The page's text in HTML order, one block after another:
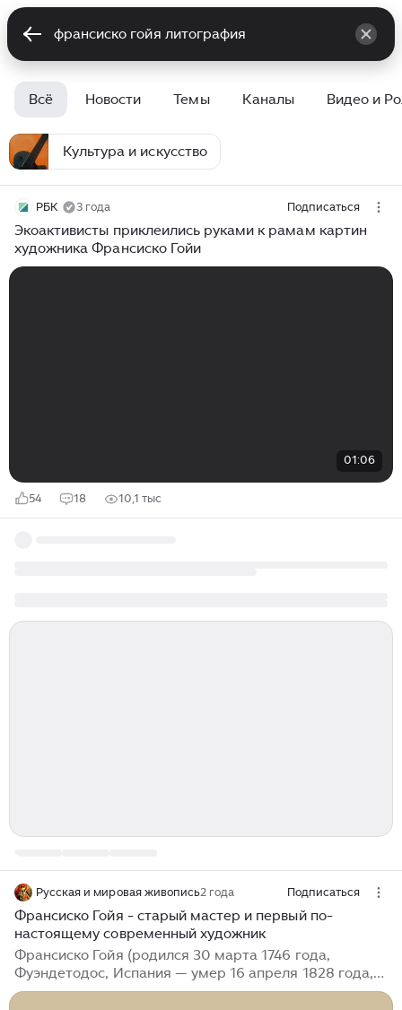
Всё Новости Темы Каналы Видео и
Культура и искусство
РБК 3 года Подписаться
Экоактивисты приклеились руками к рамам картин
художника Франсиско Гойи
01:06
54 18 10,1 тыс
Русская и мировая живопись2 года Подписаться
Франсиско Гойя - старый мастер и первый по-
настоящему современный художник
Франсиско Гойя (родился 30 марта 1746 года,
Фуэндетодос, Испания — умер 16 апреля 1828 года,
Бордо, Франция) - испанский художник, чьи картины,